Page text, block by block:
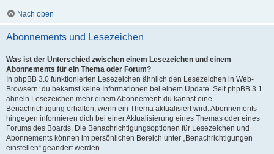
Nach oben
Abonnements und Lesezeichen
Was ist der Unterschied zwischen einem Lesezeichen und einem
Abonnements für ein Thema oder Forum?
In phpBB 3.0 funktionierten Lesezeichen ähnlich den Lesezeichen in Web-
Browsern: du bekamst keine Informationen bei einem Update. Seit phpBB 3.1
ähneln Lesezeichen mehr einem Abonnement: du kannst eine
Benachrichtigung erhalten, wenn ein Thema aktualisiert wird. Abonnements
hingegen informieren dich bei einer Aktualisierung eines Themas oder eines
Forums des Boards. Die Benachrichtigungsoptionen für Lesezeichen und
Abonnements können im persönlichen Bereich unter „Benachrichtigungen
einstellen“ geändert werden.